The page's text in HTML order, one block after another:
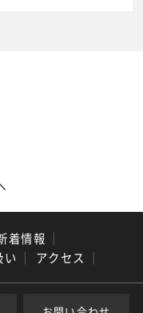
着情報 ｜
い ｜ アクセス ｜